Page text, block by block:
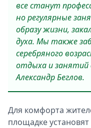
все станут
но регулярные
образу жизни,
духа. Мы также
серебряного
отдыха и занятий
Александр Беглов.
Для комфорта
площадке